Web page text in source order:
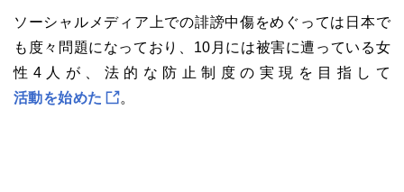
ソーシャルメディア上での誹謗中傷をめぐっては日本で
も度々問題になっており、10月には被害に遭っている女
性4人が、法的な防止制度の実現を目指して
活動を始めた
。